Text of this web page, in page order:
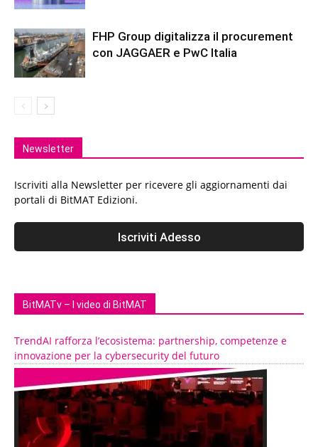
FHP Group digitalizza il procurement
con JAGGAER e PwC Italia
Newsletter
Iscriviti alla Newsletter per ricevere gli aggiornamenti dai
portali di BitMAT Edizioni.
BitMATv – I video di BitMAT
TrendAI rafforza l’ecosistema: partnership, competenze e
innovazione per la cybersecurity del futuro